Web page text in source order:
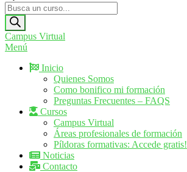
Formacion Evolution
Cursos de formación continua
Búsqueda
de
productos
Campus Virtual
Menú
Inicio
Quienes Somos
Como bonifico mi formación
Preguntas Frecuentes – FAQS
Cursos
Campus Virtual
Áreas profesionales de formación
Píldoras formativas: Accede gratis!
Noticias
Contacto